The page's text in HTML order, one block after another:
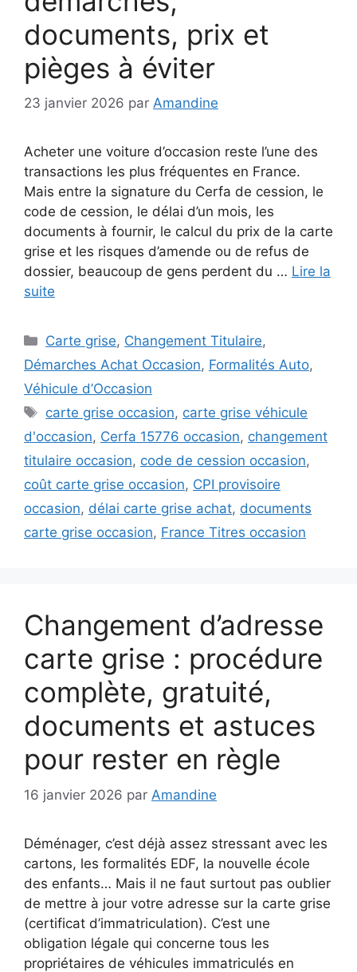
documents, prix et
pièges à éviter
23 janvier 2026 par Amandine
Acheter une voiture d’occasion reste l’une des
transactions les plus fréquentes en France.
Mais entre la signature du Cerfa de cession, le
code de cession, le délai d’un mois, les
documents à fournir, le calcul du prix de la carte
grise et les risques d’amende ou de refus de
dossier, beaucoup de gens perdent du … Lire la
suite
Catégories
Carte grise, Changement Titulaire,
Démarches Achat Occasion, Formalités Auto,
Véhicule d’Occasion
Étiquettes
carte grise occasion, carte grise véhicule
d'occasion, Cerfa 15776 occasion, changement
titulaire occasion, code de cession occasion,
coût carte grise occasion, CPI provisoire
occasion, délai carte grise achat, documents
carte grise occasion, France Titres occasion
Changement d’adresse
carte grise : procédure
complète, gratuité,
documents et astuces
pour rester en règle
16 janvier 2026 par Amandine
Déménager, c’est déjà assez stressant avec les
cartons, les formalités EDF, la nouvelle école
des enfants… Mais il ne faut surtout pas oublier
de mettre à jour votre adresse sur la carte grise
(certificat d’immatriculation). C’est une
obligation légale qui concerne tous les
propriétaires de véhicules immatriculés en